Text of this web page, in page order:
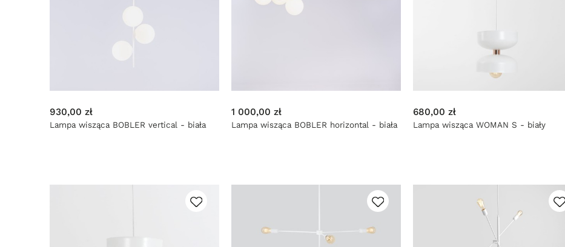
930,00 zł
Lampa wisząca BOBLER vertical - biała
1 000,00 zł
Lampa wisząca BOBLER horizontal - biała
680,00 zł
Lampa wisząca WOMAN S - biały